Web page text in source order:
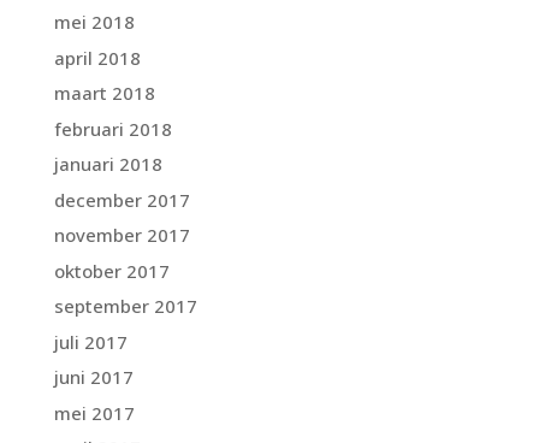
mei 2018
april 2018
maart 2018
februari 2018
januari 2018
december 2017
november 2017
oktober 2017
september 2017
juli 2017
juni 2017
mei 2017